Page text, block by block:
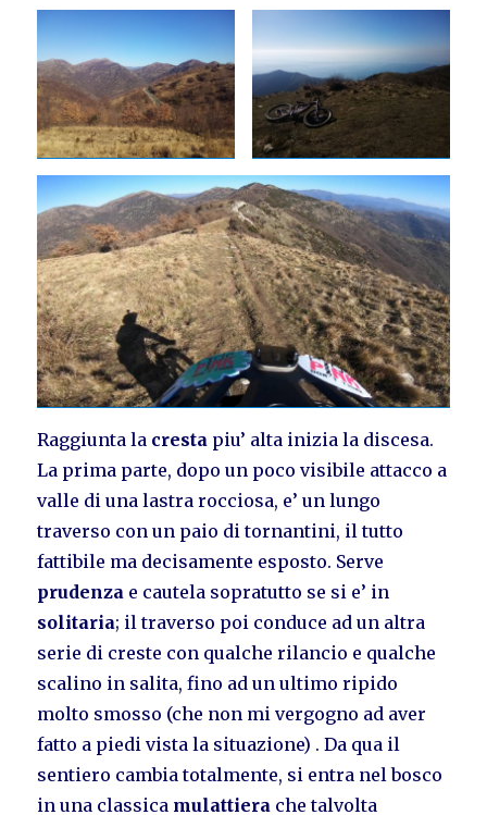
Raggiunta la cresta piu’ alta inizia la discesa.
La prima parte, dopo un poco visibile attacco a
valle di una lastra rocciosa, e’ un lungo
traverso con un paio di tornantini, il tutto
fattibile ma decisamente esposto. Serve
prudenza e cautela sopratutto se si e’ in
solitaria; il traverso poi conduce ad un altra
serie di creste con qualche rilancio e qualche
scalino in salita, fino ad un ultimo ripido
molto smosso (che non mi vergogno ad aver
fatto a piedi vista la situazione) . Da qua il
sentiero cambia totalmente, si entra nel bosco
in una classica mulattiera che talvolta